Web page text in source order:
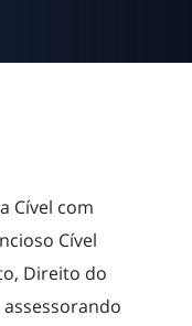
Cível com
Cível
Direito do